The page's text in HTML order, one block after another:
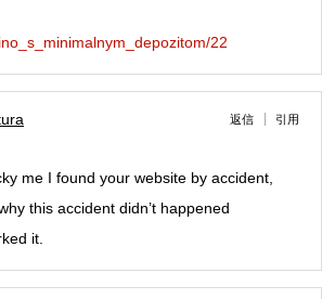
22
返信 引用
me I found your website by accident,
this accident didn’t happened
it.